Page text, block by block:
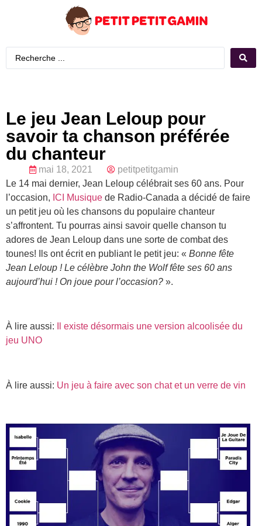
Le jeu Jean Leloup pour
savoir ta chanson préférée
du chanteur
mai 18, 2021
petitpetitgamin
Le 14 mai dernier, Jean Leloup célébrait ses 60 ans. Pour
l’occasion, ICI Musique de Radio-Canada a décidé de faire
un petit jeu où les chansons du populaire chanteur
s’affrontent. Tu pourras ainsi savoir quelle chanson tu
adores de Jean Leloup dans une sorte de combat des
tounes! Ils ont écrit en publiant le petit jeu: « Bonne fête
Jean Leloup ! Le célèbre John the Wolf fête ses 60 ans
aujourd’hui ! On joue pour l’occasion? ».
À lire aussi:
Il existe désormais une version alcoolisée du
jeu UNO
À lire aussi: Un jeu à faire avec son chat et un verre de vin